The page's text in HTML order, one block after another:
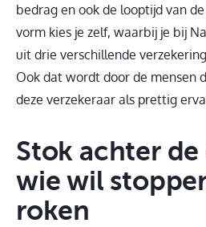
bedrag en ook de looptijd van
vorm kies je zelf, waarbij je bij
uit drie verschillende
Ook dat wordt door de mensen
deze verzekeraar als prettig
Stok achter
wie wil
roken